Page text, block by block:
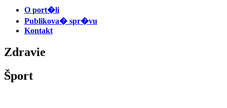
O port�li
Publikova� spr�vu
Kontakt
Zdravie
Šport